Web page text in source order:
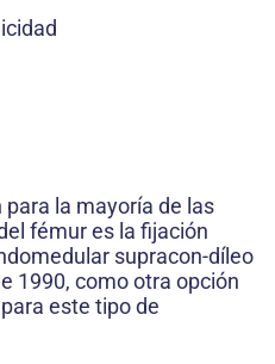
la mayoría de las
fémur es la fijación
supracon-díleo
1990, como otra opción
este tipo de